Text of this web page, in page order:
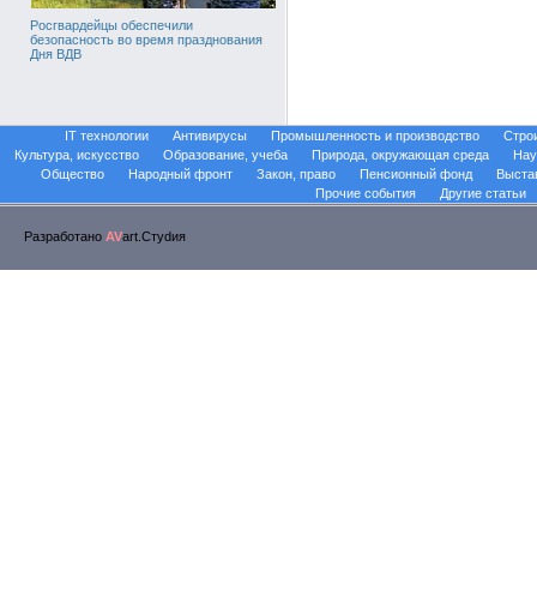
Росгвардейцы обеспечили
безопасность во время празднования
Дня ВДВ
IT технологии Антивирусы Промышленность и производство
Культура, искусство
Образование, учеба Природа, окружающая среда
Общество
Народный фронт Закон, право Пенсионный фонд
Прочие события
Другие статьи
Разработано AVart.Стуdия